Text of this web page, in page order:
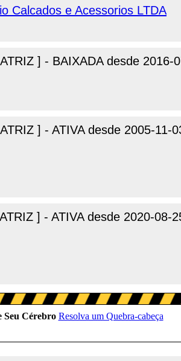
Calcados e Acessorios LTDA
] - BAIXADA desde 2016-
] - ATIVA desde 2005-11-
] - ATIVA desde 2020-08-